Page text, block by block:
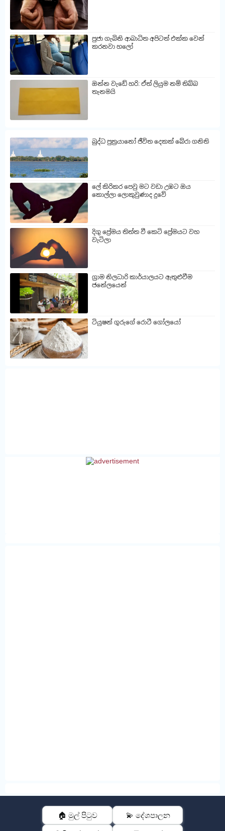
පුජා ගැබිනි ආබාධිත අපිටත් එක්ක වෙන්
කරනවා හලෝ
ඔන්න වැඩේ හරි: ඒත් ලියුම නම් තිබ්බ
තැනමයි
බුද්ධ පුත්‍රයානෝ ජීවිත දෙකක් බේරා ගනිති
ලේ කිරිකර පෙවු මට වඩා උඹට ඔය
කොල්ලා ලොකුවුණාද දුවේ
දිගු ප්‍රේමය තිත්ත වී කෙටි ප්‍රේමයට වහ
වැටිලා
ග්‍රාම නිලධාරි කාර්යාලයට ඇතුළුවීම
ජනේලයෙන්
ටියුෂන් ගුරුගේ රොටී ගෝලයෝ
🏠 මුල් පිටුව 💫 දේශපාලන